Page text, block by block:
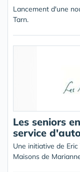
Lancement d'une
Tarn.
Les seniors
service
Une initiative de
Maisons de